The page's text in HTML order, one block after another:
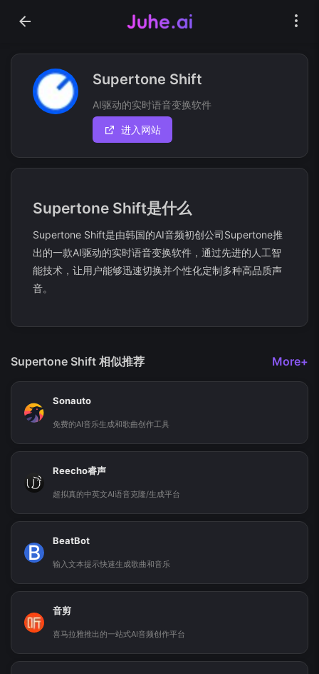
Supertone Shift
AI驱动的实时语音变换软件
进入网站
Supertone Shift是什么
Supertone Shift是由韩国的AI音频初创公司Supertone推
出的一款AI驱动的实时语音变换软件，通过先进的人工智
能技术，让用户能够迅速切换并个性化定制多种高品质声
音。
Supertone Shift 相似推荐 More+
Sonauto
免费的AI音乐生成和歌曲创作工具
Reecho睿声
超拟真的中英文AI语音克隆/生成平台
B BeatBot
输入文本提示快速生成歌曲和音乐
音剪
喜马拉雅推出的一站式AI音频创作平台